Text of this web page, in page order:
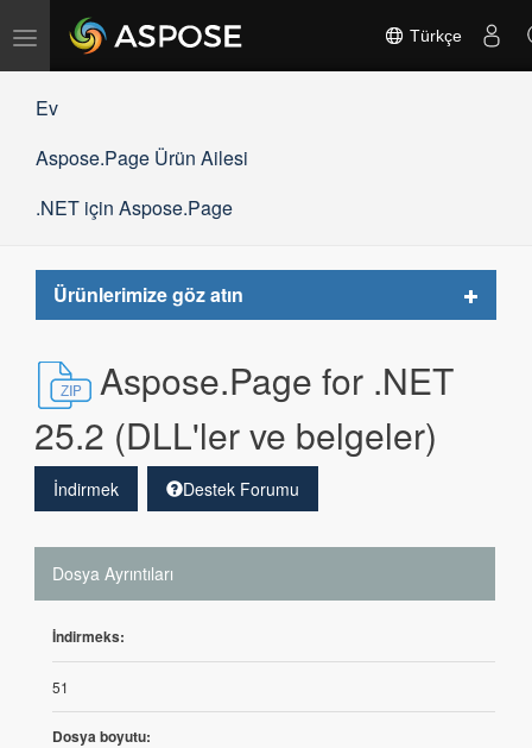
Gezinmeyi
Türkçe
Ev
Aspose.Page Ürün Ailesi
.NET için Aspose.Page
Ürünlerimize göz atın
Toggle
Aspose.Page for .NET
25.2 (DLL'ler ve belgeler)
İndirmek Destek Forumu
Dosya Ayrıntıları
İndirmeks:
51
Dosya boyutu: